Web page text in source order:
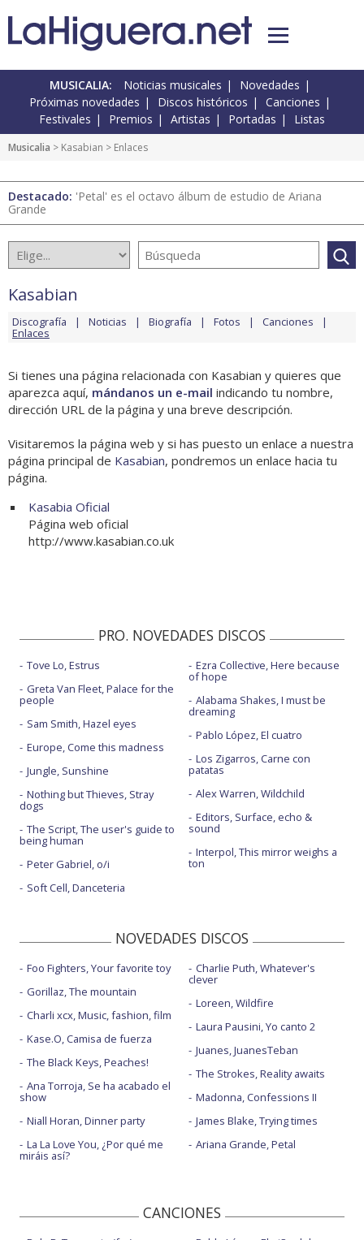
MUSICALIA: Noticias musicales
Novedades
Próximas novedades
Discos históricos
Canciones
Festivales
Premios Artistas Portadas Listas
Musicalia > Kasabian > Enlaces
Destacado: 'Petal' es el octavo álbum de estudio de Ariana
Grande
Kasabian
Discografía Noticias Biografía Fotos Canciones
Enlaces
Si tienes una página relacionada con Kasabian y quieres que
aparezca aquí, mándanos un e-mail indicando tu nombre,
dirección URL de la página y una breve descripción.
Visitaremos la página web y si has puesto un enlace a nuestra
página principal de Kasabian, pondremos un enlace hacia tu
página.
Kasabia Oficial
Página web oficial
http://www.kasabian.co.uk
PRO. NOVEDADES DISCOS
Tove Lo, Estrus
Greta Van Fleet, Palace for the
people
Sam Smith, Hazel eyes
Europe, Come this madness
Jungle, Sunshine
Nothing but Thieves, Stray
dogs
The Script, The user's guide to
being human
Peter Gabriel, o/i
Soft Cell, Danceteria
Ezra Collective, Here because
of hope
Alabama Shakes, I must be
dreaming
Pablo López, El cuatro
Los Zigarros, Carne con
patatas
Alex Warren, Wildchild
Editors, Surface, echo &
sound
Interpol, This mirror weighs a
ton
NOVEDADES DISCOS
Foo Fighters, Your favorite toy
Gorillaz, The mountain
Charli xcx, Music, fashion, film
Kase.O, Camisa de fuerza
The Black Keys, Peaches!
Ana Torroja, Se ha acabado el
show
Niall Horan, Dinner party
La La Love You, ¿Por qué me
miráis así?
Charlie Puth, Whatever's
clever
Loreen, Wildfire
Laura Pausini, Yo canto 2
Juanes, JuanesTeban
The Strokes, Reality awaits
Madonna, Confessions II
James Blake, Trying times
Ariana Grande, Petal
CANCIONES